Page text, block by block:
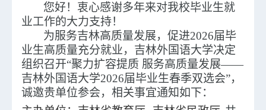
您好！衷心感谢多年来对我校毕业生就
业工作的大力支持！
为服务吉林高质量发展，促进2026届毕
业生高质量充分就业，吉林外国语大学决定
组织召开“聚力扩容提质 服务高质量发展——
吉林外国语大学2026届毕业生春季双选会”，
诚邀贵单位参会，相关事宜通知如下：